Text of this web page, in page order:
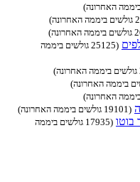
(25125 גולשים ביממה
(19101 גולשים ביממה האחרונה)
(17935 גולשים ביממה